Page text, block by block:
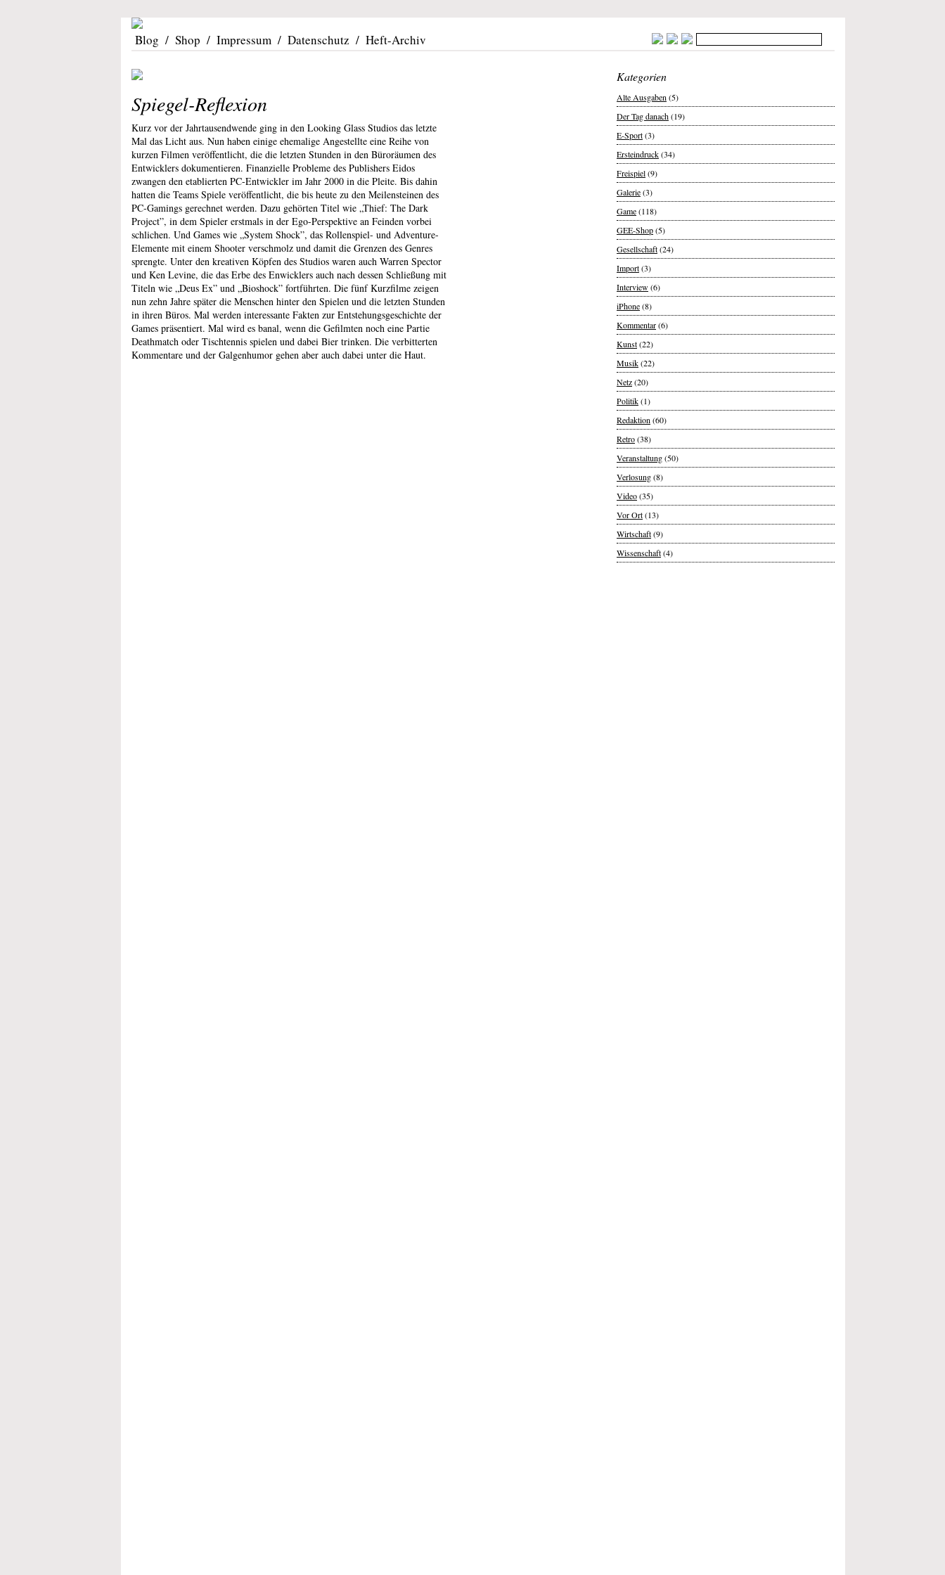
Blog / Shop / Impressum / Datenschutz / Heft-Archiv
Kategorien
Alte Ausgaben (5)
Der Tag danach(19)
E-Sport(3)
Ersteindruck(34)
Freispiel(9)
Galerie(3)
Game(118)
GEE-Shop(5)
Gesellschaft(24)
Import(3)
Interview(6)
iPhone(8)
Kommentar(6)
Kunst(22)
Musik(22)
Netz(20)
Politik(1)
Redaktion (60)
Retro(38)
Veranstaltung(50)
Verlosung(8)
Video(35)
Vor Ort(13)
Wirtschaft(9)
Wissenschaft(4)
Spiegel-Reflexion
Kurz vor der Jahrtausendwende ging in den Looking Glass Studios das letzte
Mal das Licht aus. Nun haben einige ehemalige Angestellte eine Reihe von
kurzen Filmen veröffentlicht, die die letzten Stunden in den Büroräumen des
Entwicklers dokumentieren. Finanzielle Probleme des Publishers Eidos
zwangen den etablierten PC-Entwickler im Jahr 2000 in die Pleite. Bis dahin
hatten die Teams Spiele veröffentlicht, die bis heute zu den Meilensteinen des
PC-Gamings gerechnet werden. Dazu gehörten Titel wie „Thief: The Dark
Project”, in dem Spieler erstmals in der Ego-Perspektive an Feinden vorbei
schlichen. Und Games wie „System Shock”, das Rollenspiel- und Adventure-
Elemente mit einem Shooter verschmolz und damit die Grenzen des Genres
sprengte. Unter den kreativen Köpfen des Studios waren auch Warren Spector
und Ken Levine, die das Erbe des Enwicklers auch nach dessen Schließung mit
Titeln wie „Deus Ex” und „Bioshock” fortführten. Die fünf Kurzfilme zeigen
nun zehn Jahre später die Menschen hinter den Spielen und die letzten Stunden
in ihren Büros. Mal werden interessante Fakten zur Entstehungsgeschichte der
Games präsentiert. Mal wird es banal, wenn die Gefilmten noch eine Partie
Deathmatch oder Tischtennis spielen und dabei Bier trinken. Die verbitterten
Kommentare und der Galgenhumor gehen aber auch dabei unter die Haut.